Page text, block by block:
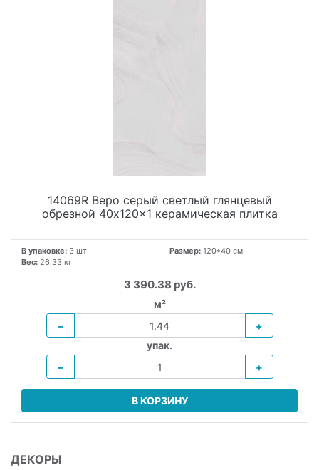
14069R Веро серый светлый глянцевый
обрезной 40x120x1 керамическая плитка
В упаковке: 3 шт Размер: 120*40 см
Вес: 26.33 кг
3 390.38 руб.
м²
−
+
упак.
−
+
В КОРЗИНУ
ДЕКОРЫ